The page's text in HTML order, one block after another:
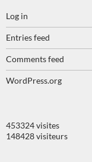
Log in
Entries feed
Comments feed
WordPress.org
453324 visites
148428 visiteurs